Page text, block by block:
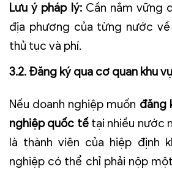
Lưu ý pháp lý: Cần nắm vững
địa phương của từng nước
thủ tục và phí.
3.2. Đăng ký qua cơ quan khu
Nếu doanh nghiệp muốn đăng
nghiệp quốc tếtại nhiều nước
là thành viên của hiệp định
nghiệp có thể chỉ phải nộp